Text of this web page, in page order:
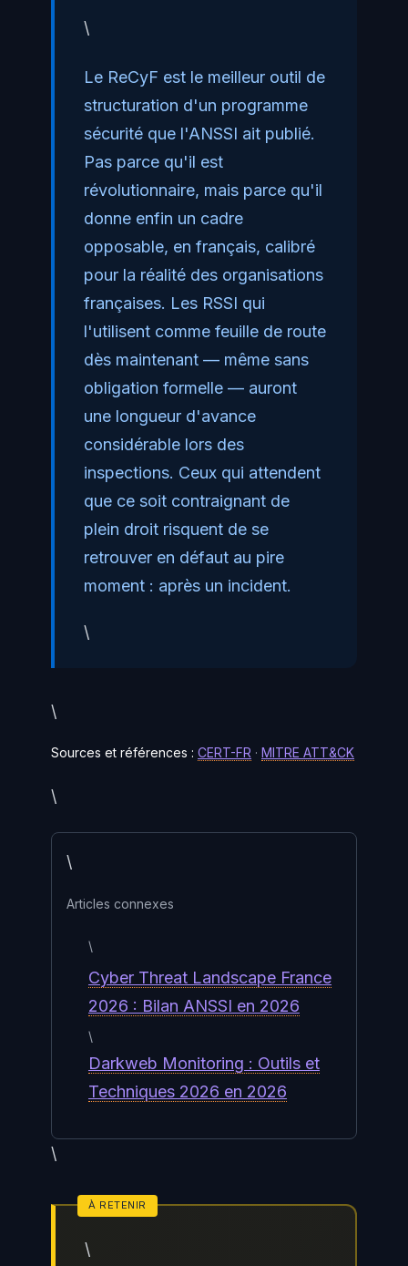
\
Le ReCyF est le meilleur outil de
structuration d'un programme
sécurité que l'ANSSI ait publié.
Pas parce qu'il est
révolutionnaire, mais parce qu'il
donne enfin un cadre
opposable, en français, calibré
pour la réalité des organisations
françaises. Les RSSI qui
l'utilisent comme feuille de route
dès maintenant — même sans
obligation formelle — auront
une longueur d'avance
considérable lors des
inspections. Ceux qui attendent
que ce soit contraignant de
plein droit risquent de se
retrouver en défaut au pire
moment : après un incident.
\
\
Sources et références : CERT-FR · MITRE ATT&CK
\
\
Articles connexes
\
Cyber Threat Landscape France
2026 : Bilan ANSSI en 2026
\
Darkweb Monitoring : Outils et
Techniques 2026 en 2026
\
\